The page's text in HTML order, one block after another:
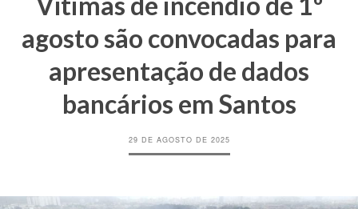
agosto são convocadas para
apresentação de dados
bancários em Santos
29 DE AGOSTO DE 2025